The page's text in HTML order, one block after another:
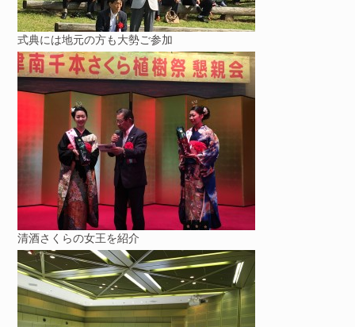
式典には地元の方も大勢ご参加
清酒さくらの女王を紹介